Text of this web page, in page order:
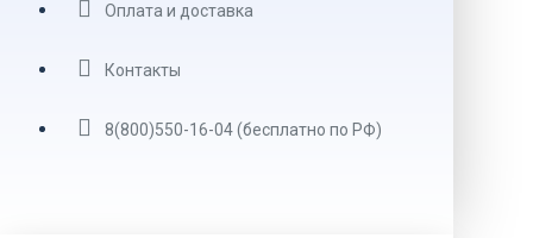
Оплата и доставка
Контакты
8(800)550-16-04 (бесплатно по РФ)